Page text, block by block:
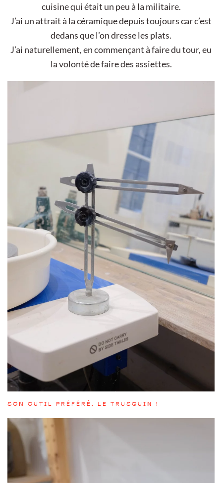
cuisine qui était un peu à la militaire.
J’ai un attrait à la céramique depuis toujours car c’est
dedans que l’on dresse les plats.
J’ai naturellement, en commençant à faire du tour, eu
la volonté de faire des assiettes.
SON OUTIL PRÉFÉRÉ, LE TRUSQUIN !